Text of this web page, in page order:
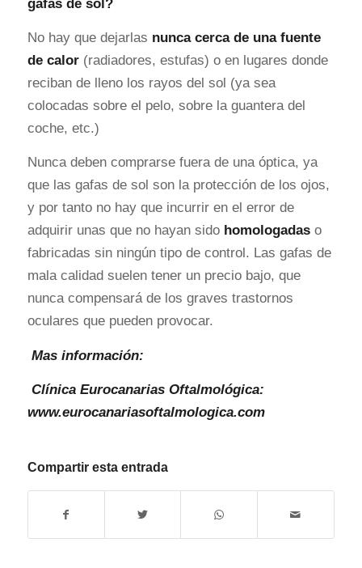
gafas de sol?
No hay que dejarlas nunca cerca de una fuente
de calor(radiadores, estufas) o en lugares donde
reciban de lleno los rayos del sol (ya sea
colocadas sobre el pelo, sobre la guantera del
coche, etc.)
Nunca deben comprarse fuera de una óptica, ya
que las gafas de sol son la protección de los ojos,
y por tanto no hay que incurrir en el error de
adquirir unas que no hayan sido homologadaso
fabricadas sin ningún tipo de control. Las gafas de
mala calidad suelen tener un precio bajo, que
nunca compensará de los graves trastornos
oculares que pueden provocar.
Mas información:
Clínica Eurocanarias Oftalmológica:
www.eurocanariasoftalmologica.com
Compartir esta entrada